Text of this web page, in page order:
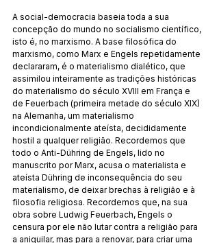
A social-democracia baseia toda a sua
concepção do mundo no socialismo científico,
isto é, no marxismo. A base filosófica do
marxismo, como Marx e Engels repetidamente
declararam, é o materialismo dialético, que
assimilou inteiramente as tradições históricas
do materialismo do século XVIII em França e
de Feuerbach (primeira metade do século XIX)
na Alemanha, um materialismo
incondicionalmente ateísta, decididamente
hostil a qualquer religião. Recordemos que
todo o Anti-Dühring de Engels, lido no
manuscrito por Marx, acusa o materialista e
ateísta Dühring de inconsequência do seu
materialismo, de deixar brechas à religião e à
filosofia religiosa. Recordemos que, na sua
obra sobre Ludwig Feuerbach, Engels o
censura por ele não lutar contra a religião para
a aniquilar, mas para a renovar, para criar uma